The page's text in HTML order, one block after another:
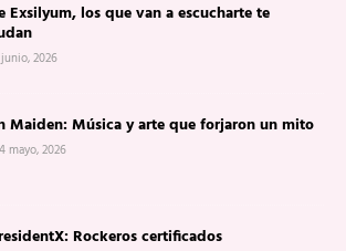
Exsilyum, los que van a escucharte te
2026
Maiden: Música y arte que forjaron un mito
mayo, 2026
Rockeros certificados